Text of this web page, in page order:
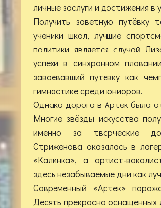
личные заслуги и достижения в
Получить заветную путёвку
ученики школ, лучшие
политики является случай
успехи в синхронном
завоевавший путевку как
гимнастике среди юниоров.
Однако дорога в Артек была
Многие звёзды искусства
именно за творческие
Стриженова оказалась в
«Калинка», а артист-
здесь незабываемые дни как
Современный «Артек»
Десять прекрасно оснащенных